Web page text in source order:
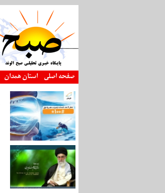
صفحه اصلی استان همدان